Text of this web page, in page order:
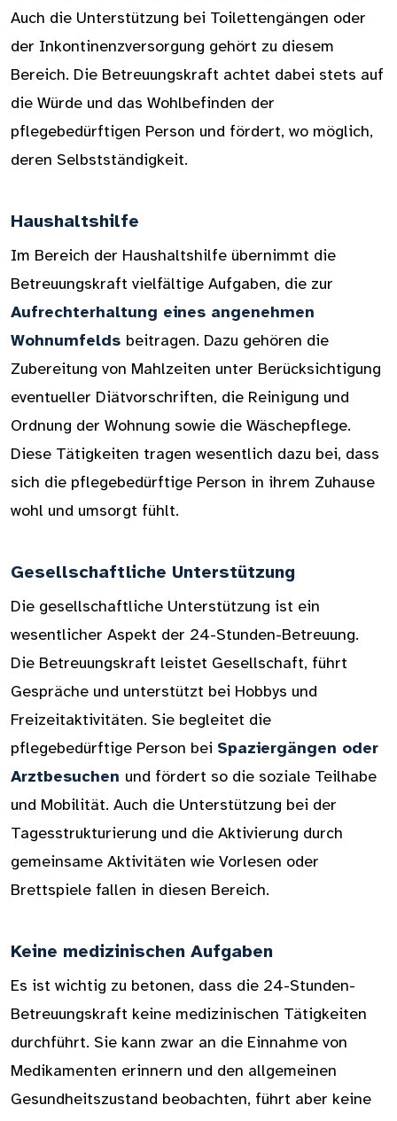
Auch die Unterstützung bei Toilettengängen oder
der Inkontinenzversorgung gehört zu diesem
Bereich. Die Betreuungskraft achtet dabei stets auf
die Würde und das Wohlbefinden der
pflegebedürftigen Person und fördert, wo möglich,
deren Selbstständigkeit.
Haushaltshilfe
Im Bereich der Haushaltshilfe übernimmt die
Betreuungskraft vielfältige Aufgaben, die zur
Aufrechterhaltung eines angenehmen
Wohnumfelds beitragen. Dazu gehören die
Zubereitung von Mahlzeiten unter Berücksichtigung
eventueller Diätvorschriften, die Reinigung und
Ordnung der Wohnung sowie die Wäschepflege.
Diese Tätigkeiten tragen wesentlich dazu bei, dass
sich die pflegebedürftige Person in ihrem Zuhause
wohl und umsorgt fühlt.
Gesellschaftliche Unterstützung
Die gesellschaftliche Unterstützung ist ein
wesentlicher Aspekt der 24-Stunden-Betreuung.
Die Betreuungskraft leistet Gesellschaft, führt
Gespräche und unterstützt bei Hobbys und
Freizeitaktivitäten. Sie begleitet die
pflegebedürftige Person bei Spaziergängen oder
Arztbesuchen und fördert so die soziale Teilhabe
und Mobilität. Auch die Unterstützung bei der
Tagesstrukturierung und die Aktivierung durch
gemeinsame Aktivitäten wie Vorlesen oder
Brettspiele fallen in diesen Bereich.
Keine medizinischen Aufgaben
Es ist wichtig zu betonen, dass die 24-Stunden-
Betreuungskraft keine medizinischen Tätigkeiten
durchführt. Sie kann zwar an die Einnahme von
Medikamenten erinnern und den allgemeinen
Gesundheitszustand beobachten, führt aber keine